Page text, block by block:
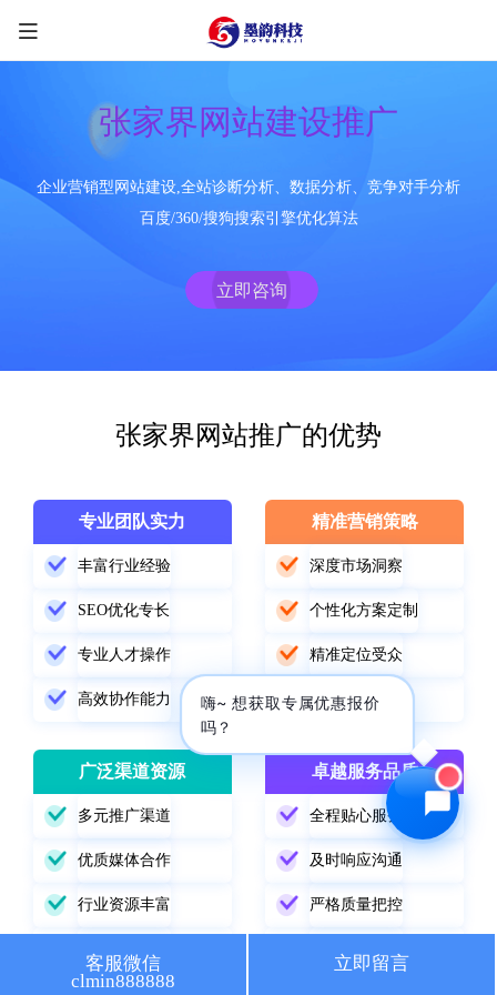
张家界网站建设推广
企业营销型网站建设,全站诊断分析、数据分析、竞争对手分析
百度/360/搜狗搜索引擎优化算法
立即咨询
张家界网站推广的优势
专业团队实力
丰富行业经验
SEO优化专长
专业人才操作
高效协作能力
精准营销策略
深度市场洞察
个性化方案定制
精准定位受众
数据驱动优化
广泛渠道资源
多元推广渠道
优质媒体合作
行业资源丰富
卓越服务品质
全程贴心服务
及时响应沟通
严格质量把控
客服微信
clmin888888
立即留言
嗨~ 想获取专属优惠报价
吗？
限时优惠咨询中
🔍 SEO优化 🎬 短视频
📍 GEO推广
📢 信息流 ✏️ 其他
咨询内容